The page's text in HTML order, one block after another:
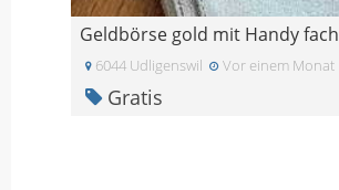
Geldbörse gold mit Handy fach
6044 Udligenswil Vor einem Monat
Gratis